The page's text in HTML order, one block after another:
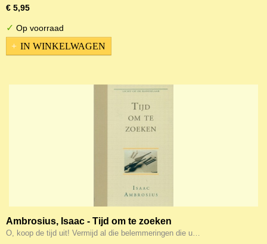
€ 5,95
✓ Op voorraad
IN WINKELWAGEN
Ambrosius, Isaac - Tijd om te zoeken
O, koop de tijd uit! Vermijd al die belemmeringen die u…